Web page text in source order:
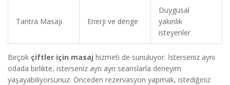
Tantra Masajı Enerji ve denge
Duygusal
yakınlık
isteyenler
Birçok çiftler için masaj hizmeti de sunuluyor. İsterseniz aynı
odada birlikte, isterseniz ayrı ayrı seanslarla deneyim
yaşayabiliyorsunuz. Önceden rezervasyon yapmak, istediğiniz